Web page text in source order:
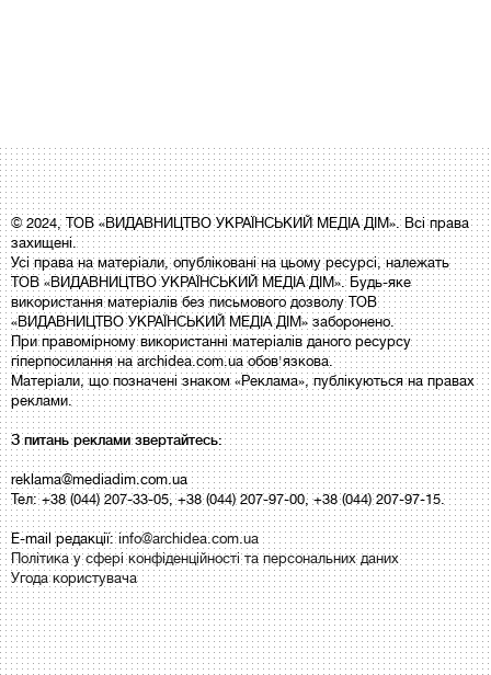
© 2024, ТОВ «ВИДАВНИЦТВО УКРАЇНСЬКИЙ МЕДІА ДІМ». Всі права
захищені.
Усі права на матеріали, опубліковані на цьому ресурсі, належать
ТОВ «ВИДАВНИЦТВО УКРАЇНСЬКИЙ МЕДІА ДІМ». Будь-яке
використання матеріалів без письмового дозволу ТОВ
«ВИДАВНИЦТВО УКРАЇНСЬКИЙ МЕДІА ДІМ» заборонено.
При правомірному використанні матеріалів даного ресурсу
гіперпосилання на archidea.com.ua обов'язкова.
Матеріали, що позначені знаком «Реклама», публікуються на правах
реклами.
З питань реклами звертайтесь:
reklama@mediadim.com.ua
Тел: +38 (044) 207-33-05, +38 (044) 207-97-00, +38 (044) 207-97-15.
E-mail редакції:info@archidea.com.ua
Політика у сфері конфіденційності та персональних даних
Угода користувача